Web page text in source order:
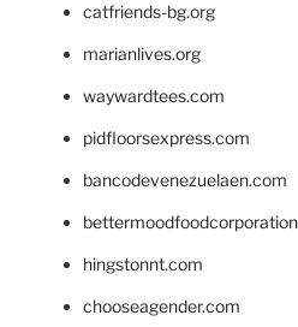
catfriends-bg.org
marianlives.org
waywardtees.com
pidfloorsexpress.com
bancodevenezuelaen.com
hingstonnt.com
chooseagender.com